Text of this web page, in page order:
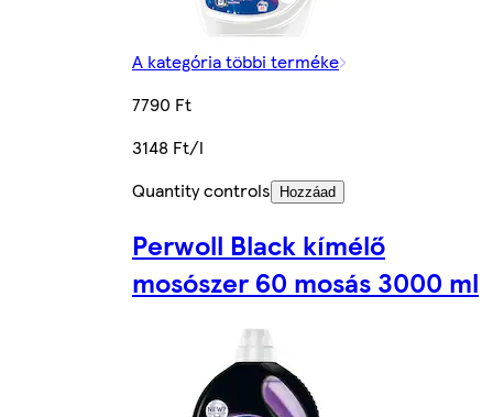
A kategória többi terméke
7790 Ft
3148 Ft/l
Quantity controls
Hozzáad
Perwoll Black kímélő
mosószer 60 mosás 3000 ml